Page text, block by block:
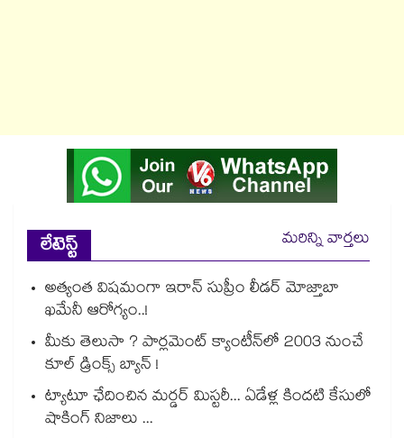
లేటెస్ట్
మరిన్ని వార్తలు
అత్యంత విషమంగా ఇరాన్ సుప్రీం లీడర్ మోజ్తాబా
ఖమేనీ ఆరోగ్యం..!
మీకు తెలుసా ? పార్లమెంట్ క్యాంటీన్⁪లో 2003 నుంచే
కూల్ డ్రింక్స్ బ్యాన్ !
ట్యాటూ ఛేదించిన మర్డర్ మిస్టరీ... ఏడేళ్ల కిందటి కేసులో
షాకింగ్ నిజాలు ...